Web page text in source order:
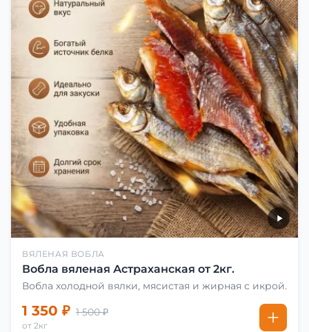
ВЯЛЕНАЯ ВОБЛА
Вобла вяленая Астраханская от 2кг.
Вобла холодной вялки, мясистая и жирная с икрой.
1 350 ₽ 1 500 ₽
от 2кг